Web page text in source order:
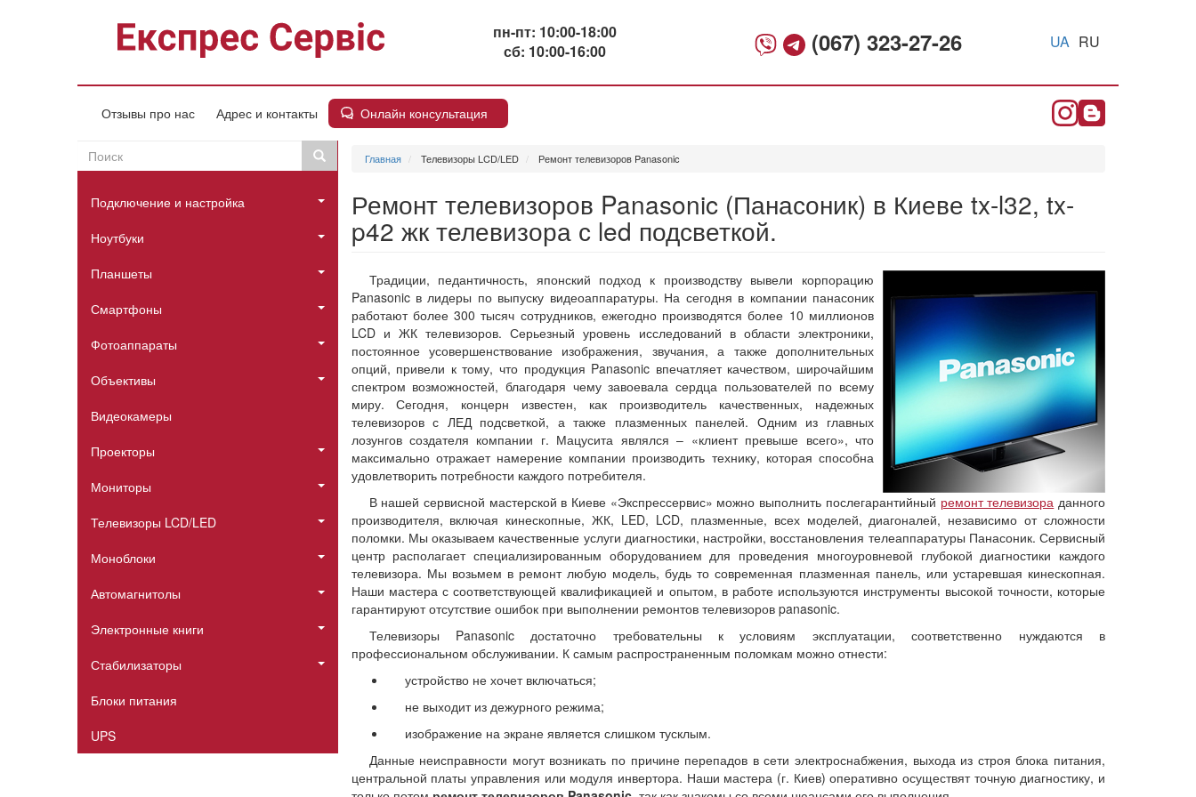
пн-пт: 10:00-18:00
сб: 10:00-16:00
(067) 323-27-26 UA RU
Отзывы про нас Адрес и контакты Онлайн консультация
Пошукова
форма
Поиск Поиск
Головне
меню
Подключение и настройка
Ноутбуки
Планшеты
Смартфоны
Фотоаппараты
Объективы
Видеокамеры
Проекторы
Мониторы
Телевизоры LCD/LED
Моноблоки
Автомагнитолы
Электронные книги
Стабилизаторы
Блоки питания
UPS
Главная Телевизоры LCD/LED Ремонт телевизоров Panasonic
Ремонт телевизоров Panasonic (Панасоник) в Киеве tx-l32, tx-
p42 жк телевизора с led подсветкой.
Традиции, педантичность, японский подход к производству вывели корпорацию
Panasonic в лидеры по выпуску видеоаппаратуры. На сегодня в компании панасоник
работают более 300 тысяч сотрудников, ежегодно производятся более 10 миллионов
LCD и ЖК телевизоров. Серьезный уровень исследований в области электроники,
постоянное усовершенствование изображения, звучания, а также дополнительных
опций, привели к тому, что продукция Panasonic впечатляет качеством, широчайшим
спектром возможностей, благодаря чему завоевала сердца пользователей по всему
миру. Сегодня, концерн известен, как производитель качественных, надежных
телевизоров с ЛЕД подсветкой, а также плазменных панелей. Одним из главных
лозунгов создателя компании г. Мацусита являлся – «клиент превыше всего», что
максимально отражает намерение компании производить технику, которая способна
удовлетворить потребности каждого потребителя.
В нашей сервисной мастерской в Киеве «Экспрессервис» можно выполнить послегарантийный ремонт телевизора данного
производителя, включая кинескопные, ЖК, LED, LCD, плазменные, всех моделей, диагоналей, независимо от сложности
поломки. Мы оказываем качественные услуги диагностики, настройки, восстановления телеаппаратуры Панасоник. Сервисный
центр располагает специализированным оборудованием для проведения многоуровневой глубокой диагностики каждого
телевизора. Мы возьмем в ремонт любую модель, будь то современная плазменная панель, или устаревшая кинескопная.
Наши мастера с соответствующей квалификацией и опытом, в работе используются инструменты высокой точности, которые
гарантируют отсутствие ошибок при выполнении ремонтов телевизоров panasonic.
Телевизоры Panasonic достаточно требовательны к условиям эксплуатации, соответственно нуждаются в
профессиональном обслуживании. К самым распространенным поломкам можно отнести:
устройство не хочет включаться;
не выходит из дежурного режима;
изображение на экране является слишком тусклым.
Данные неисправности могут возникать по причине перепадов в сети электроснабжения, выхода из строя блока питания,
центральной платы управления или модуля инвертора. Наши мастера (г. Киев) оперативно осуществят точную диагностику, и